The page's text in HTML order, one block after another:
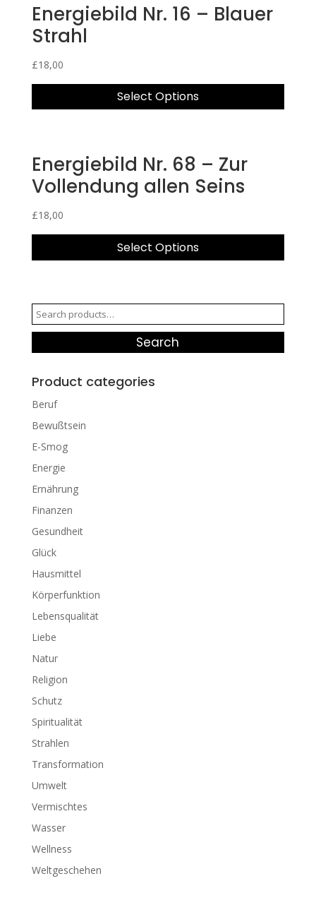
Energiebild Nr. 16 – Blauer
Strahl
£18,00
Select Options
Energiebild Nr. 68 – Zur
Vollendung allen Seins
£18,00
Select Options
Search
for:
Search
Product categories
Beruf
Bewußtsein
E-Smog
Energie
Ernährung
Finanzen
Gesundheit
Glück
Hausmittel
Körperfunktion
Lebensqualität
Liebe
Natur
Religion
Schutz
Spiritualität
Strahlen
Transformation
Umwelt
Vermischtes
Wasser
Wellness
Weltgeschehen